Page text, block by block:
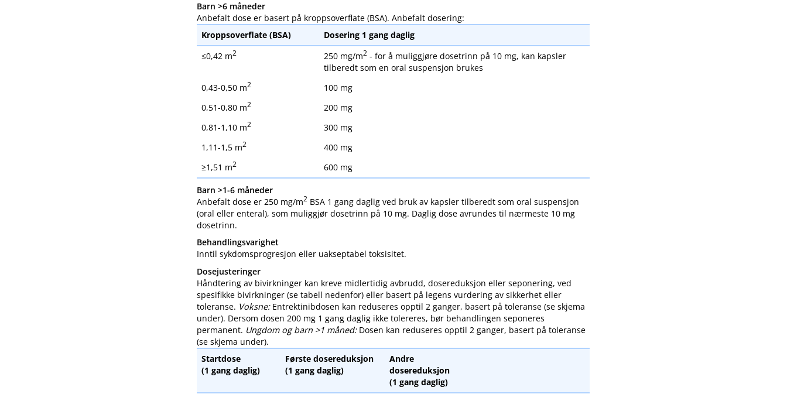
Barn >6 måneder
Anbefalt dose er basert på kroppsoverflate (BSA). Anbefalt dosering:
Kroppsoverflate (BSA)
Dosering 1 gang daglig
≤0,42 m2 250 mg​/​m2- for å muliggjøre dosetrinn på 10 mg, kan kapsler
tilberedt som en oral suspensjon brukes
0,43-0,50 m2
100 mg
0,51-0,80 m2
200 mg
0,81-1,10 m2
300 mg
1,11-1,5 m2
400 mg
≥1,51 m2 600 mg
Barn >1-6 måneder
Anbefalt dose er 250 mg​/​m2 BSA 1 gang daglig ved bruk av kapsler tilberedt som oral suspensjon
(oral eller enteral), som muliggjør dosetrinn på 10 mg. Daglig dose avrundes til nærmeste 10 mg
dosetrinn.
Behandlingsvarighet
Inntil sykdomsprogresjon eller uakseptabel toksisitet.
Dosejusteringer
Håndtering av bivirkninger kan kreve midlertidig avbrudd, dosereduksjon eller seponering, ved
spesifikke bivirkninger (se tabell nedenfor) eller basert på legens vurdering av sikkerhet eller
toleranse. Voksne:Entrektinibdosen kan reduseres opptil 2 ganger, basert på toleranse (se skjema
under). Dersom dosen 200 mg 1 gang daglig ikke tolereres, bør behandlingen seponeres
permanent. Ungdom og barn >1 måned:Dosen kan reduseres opptil 2 ganger, basert på toleranse
(se skjema under).
Startdose
(1 gang daglig)
Første dosereduksjon
(1 gang daglig)
Andre
dosereduksjon
(1 gang daglig)